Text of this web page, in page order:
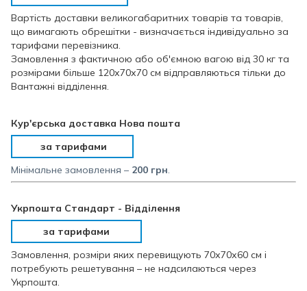
Вартість доставки великогабаритних товарів та товарів,
що вимагають обрешітки - визначається індивідуально за
тарифами перевізника.
Замовлення з фактичною або об'ємною вагою від 30 кг та
розмірами більше 120х70х70 см відправляються тільки до
Вантажні відділення.
Кур'єрська доставка Нова пошта
за тарифами
Мінімальне замовлення – 200 грн
Укрпошта Стандарт - Відділення
за тарифами
Замовлення, розміри яких перевищують 70х70х60 см і
потребують решетування – не надсилаються через
Укрпошта.